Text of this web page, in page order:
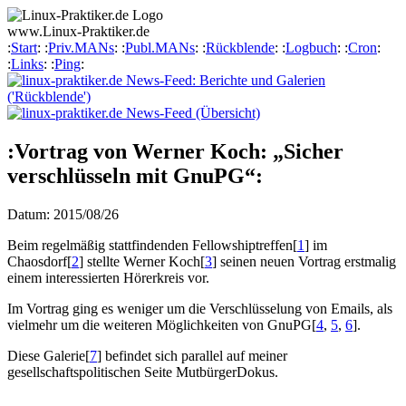
www.Linux-Praktiker.de
:Start: :Priv.MANs: :Publ.MANs: :Rückblende: :Logbuch: :Cron:
:Links: :Ping:
:Vortrag von Werner Koch: „Sicher
verschlüsseln mit GnuPG“:
Datum: 2015/08/26
Beim regelmäßig stattfindenden Fellowshiptreffen[1] im
Chaosdorf[2] stellte Werner Koch[3] seinen neuen Vortrag erstmalig
einem interessierten Hörerkreis vor.
Im Vortrag ging es weniger um die Verschlüsselung von Emails, als
vielmehr um die weiteren Möglichkeiten von GnuPG[4, 5, 6].
Diese Galerie[7] befindet sich parallel auf meiner
gesellschaftspolitischen Seite MutbürgerDokus.